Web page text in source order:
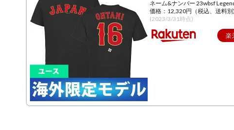
ネーム&ナンバー 23wbsf
価格：12,320円（税込、送料別
(2023/3/31時点)
楽